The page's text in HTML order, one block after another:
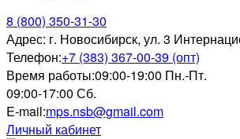
8 (800) 350-31-30
Адрес: г. Новосибирск, ул. 3
Телефон:+7 (383) 367-00-39 (опт)
Время работы:09:00-19:00 Пн.-Пт.
09:00-17:00 Сб.
E-mail:mps.nsb@gmail.com
Личный кабинет